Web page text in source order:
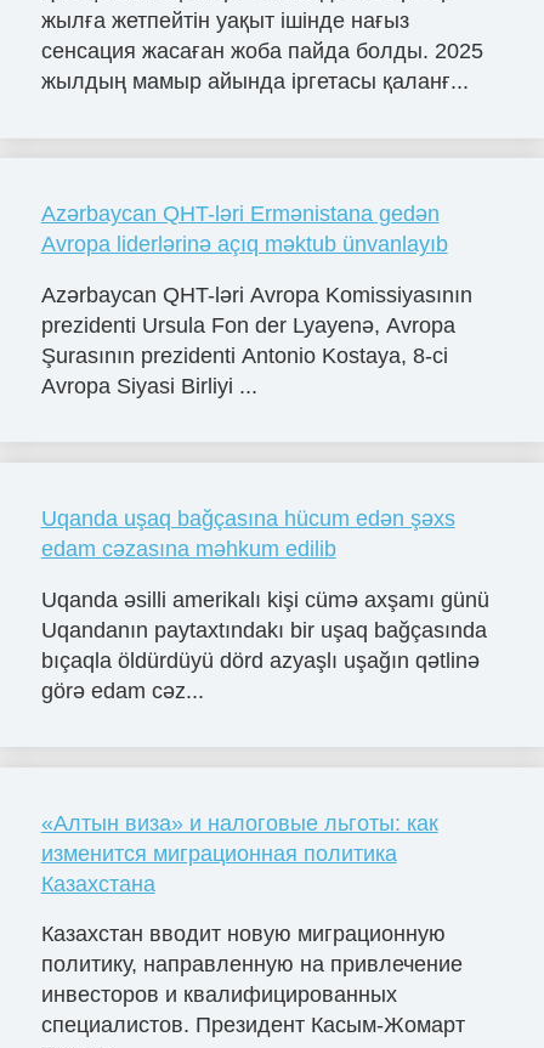
жылға жетпейтін уақыт ішінде нағыз
сенсация жасаған жоба пайда болды. 2025
жылдың мамыр айында іргетасы қаланғ...
Azərbaycan QHT-ləri Ermənistana gedən
Avropa liderlərinə açıq məktub ünvanlayıb
Azərbaycan QHT-ləri Avropa Komissiyasının
prezidenti Ursula Fon der Lyayenə, Avropa
Şurasının prezidenti Antonio Kostaya, 8-ci
Avropa Siyasi Birliyi ...
Uqanda uşaq bağçasına hücum edən şəxs
edam cəzasına məhkum edilib
Uqanda əsilli amerikalı kişi cümə axşamı günü
Uqandanın paytaxtındakı bir uşaq bağçasında
bıçaqla öldürdüyü dörd azyaşlı uşağın qətlinə
görə edam cəz...
«Алтын виза» и налоговые льготы: как
изменится миграционная политика
Казахстана
Казахстан вводит новую миграционную
политику, направленную на привлечение
инвесторов и квалифицированных
специалистов. Президент Касым-Жомарт